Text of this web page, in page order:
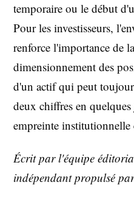
temporaire ou le début
Pour les investisseurs,
renforce l'importance de
dimensionnement des
d'un actif qui peut
deux chiffres en
empreinte institutionnelle
Écrit par l'équipe
indépendant propulsé